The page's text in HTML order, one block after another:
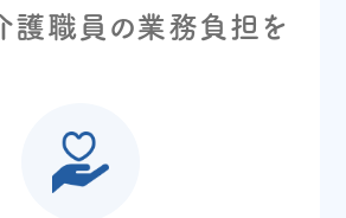
護職員の業務負担を